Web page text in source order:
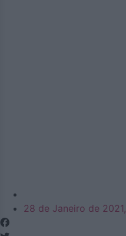
28 de Janeiro de 2021,